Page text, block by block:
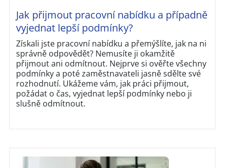
Jak přijmout pracovní nabídku a případně
vyjednat lepší podmínky?
Získali jste pracovní nabídku a přemýšlíte, jak na ni
správně odpovědět? Nemusíte ji okamžitě
přijmout ani odmítnout. Nejprve si ověřte všechny
podmínky a poté zaměstnavateli jasně sdělte své
rozhodnutí. Ukážeme vám, jak práci přijmout,
požádat o čas, vyjednat lepší podmínky nebo ji
slušně odmítnout.